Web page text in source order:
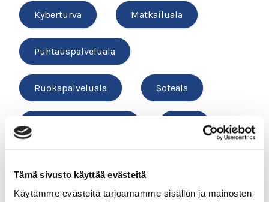
Tämä sivusto käyttää evästeitä
Käytämme evästeitä tarjoamamme sisällön ja mainosten
Kyberturva Matkailuala
Puhtauspalveluala
Ruokapalveluala Soteala